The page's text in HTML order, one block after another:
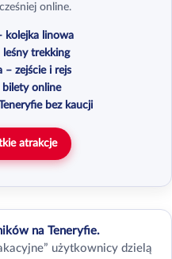
online.
kolejka linowa
trekking
– zejście i rejs
bilety online
bez kaucji
atrakcje
na Teneryfie.
użytkownicy dzielą